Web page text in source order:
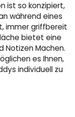
ist so konzipiert,
während eines
immer griffbereit
bietet eine
Notizen Machen.
es Ihnen,
individuell zu